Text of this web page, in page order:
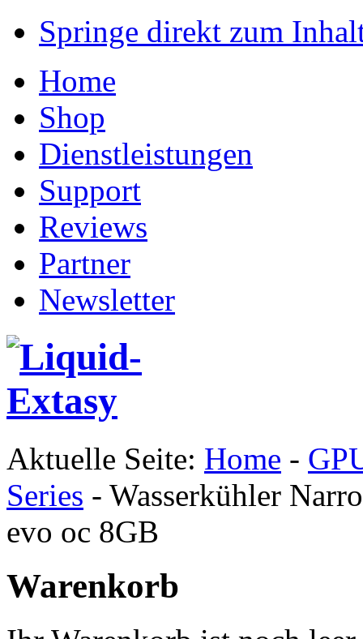
Springe direkt zum
Home
Shop
Dienstleistungen
Support
Reviews
Partner
Newsletter
Aktuelle Seite: Home -
Series - Wasserkühler
evo oc 8GB
Warenkorb